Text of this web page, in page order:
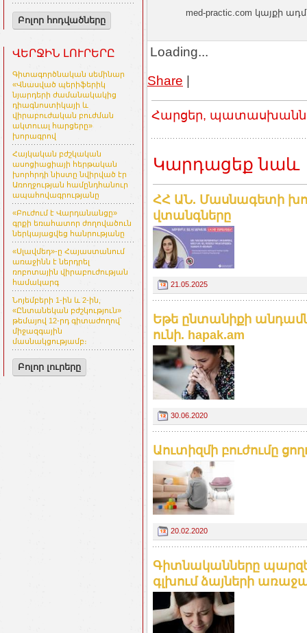
Բոլոր հոդվածները
ՎԵՐՋԻՆ ԼՈՒՐԵՐԸ
Գիտագործնական սեմինար
«Վնասված պերիֆերիկ
նյարդերի ժամանակակից
դիագնոստիկայի և
վիրաբուժական բուժման
ակտուալ հարցերը»
խորագրով
Հայկական բժշկական
ասոցիացիայի հերթական
խորհրդի նիստը նվիրված էր
Առողջության համընդհանուր
ապահովագրությանը
«Բուժում է Վարդանանցը»
գրքի եռահատոր ժողովածուն
ներկայացվեց հանրությանը
«Սլավմեդ»-ը Հայաստանում
առաջինն է ներդրել
ռոբոտային վիրաբուժության
համակարգ
Նոյեմբերի 1-ին և 2-ին,
«Ընտանեկան բժշկություն»
թեմայով 12-րդ գիտաժողով՝
միջազգային
մասնակցությամբ։
Բոլոր լուրերը
med-practic.com կայքի
Loading...
Share |
Հարցեր,
Կարդացեք նաև
ՀՀ ԱՆ. Մասնագետի
վտանգները
21.05.2025
Եթե ընտանիքի
ունի. hapak.am
30.06.2020
Աուտիզմի բուժումը
20.02.2020
Գիտնականները
գլխում ձայների